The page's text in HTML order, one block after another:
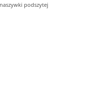
podszytej